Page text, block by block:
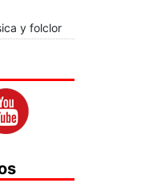
y folclor